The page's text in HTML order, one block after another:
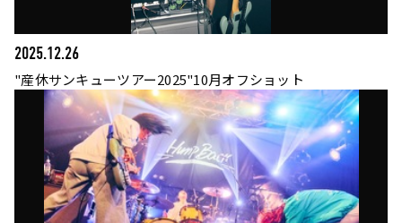
2025.12.26
"産休サンキューツアー2025"10月オフショット